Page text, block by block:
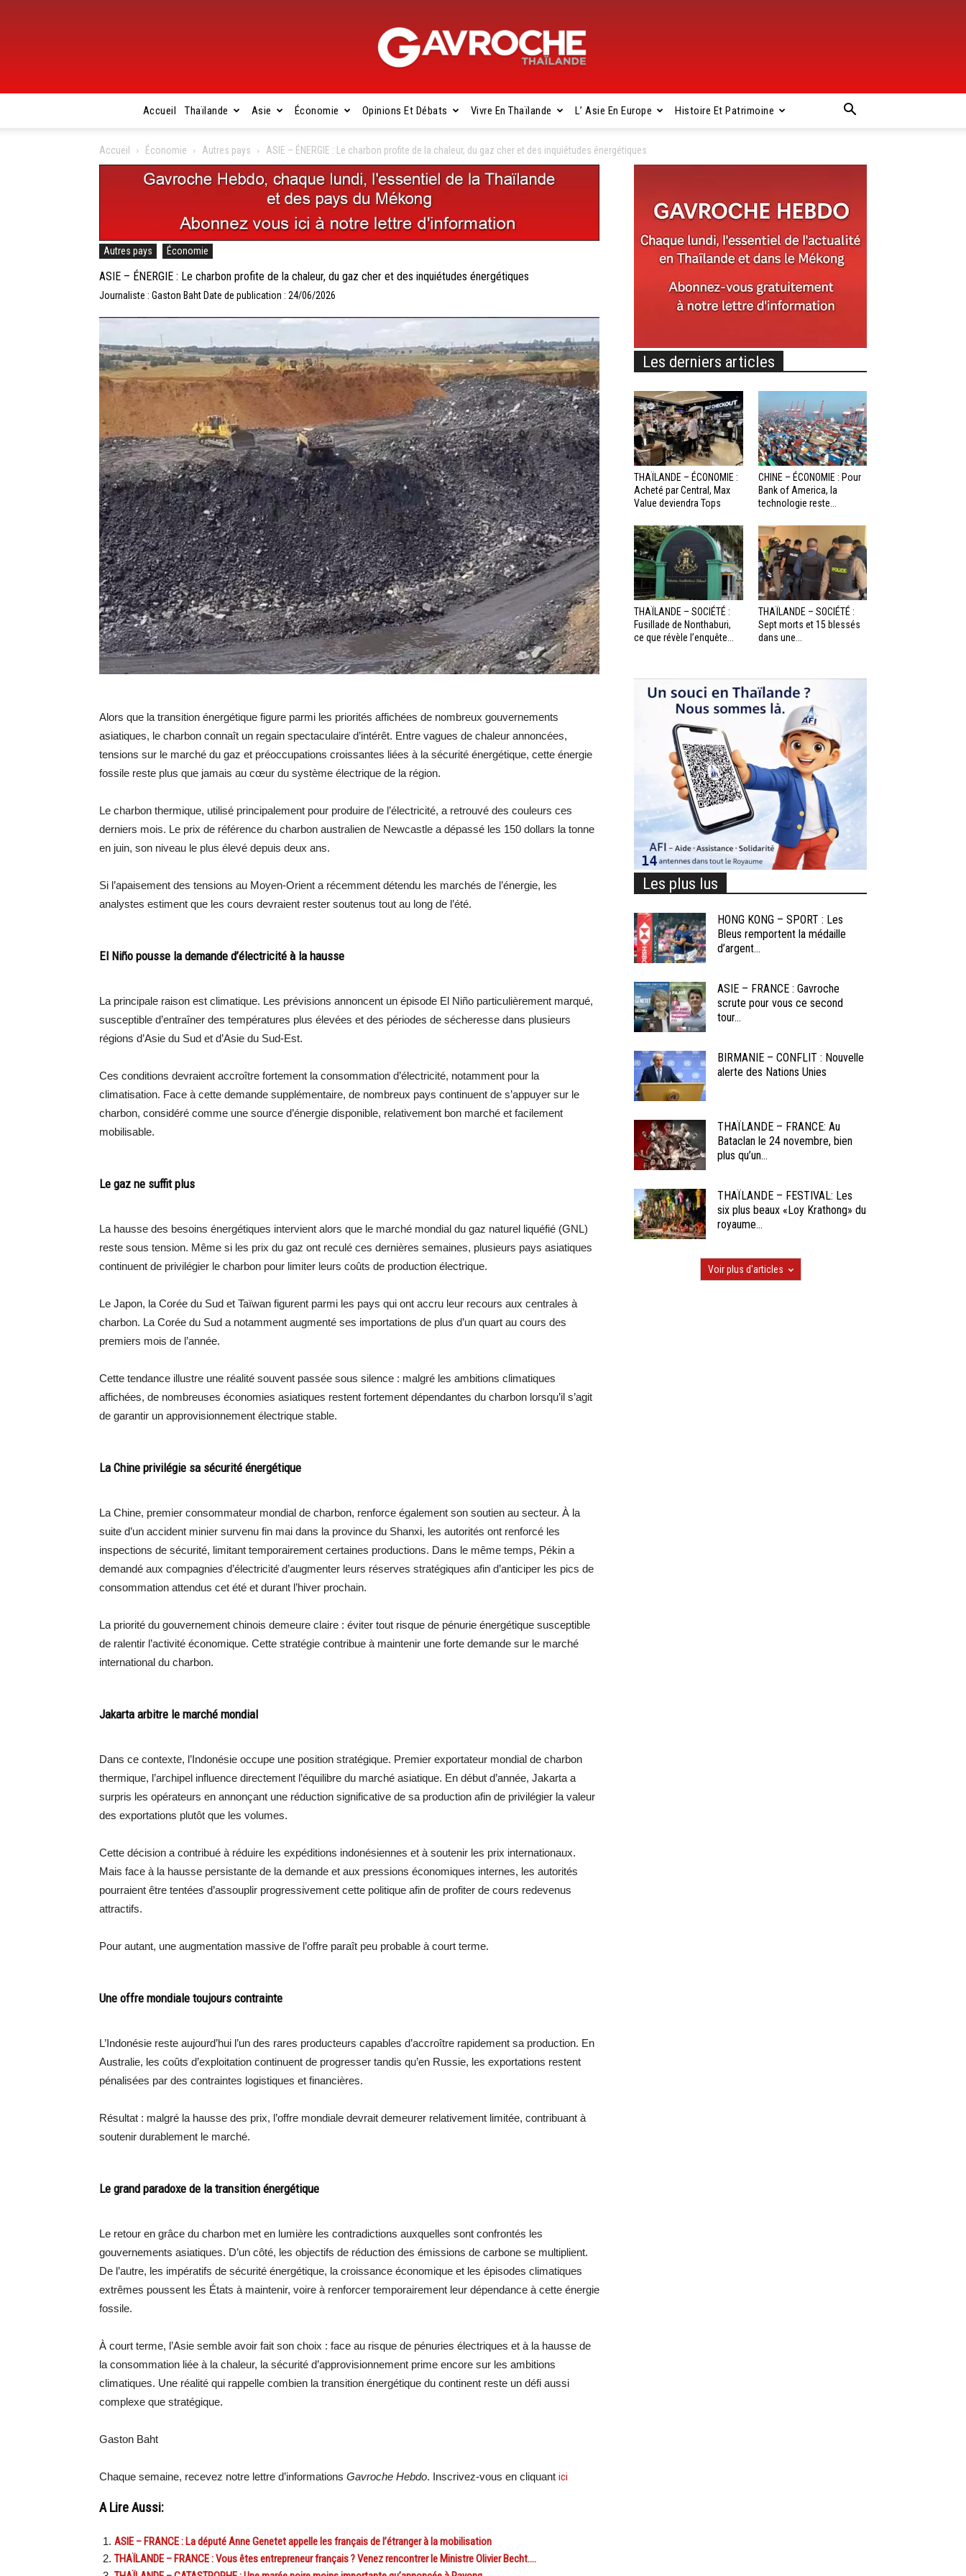
Gavroche
Accueil Thaïlande Asie Économie Opinions Et Débats Vivre En Thaïlande L’ Asie En Europe Histoire Et Patrimoine
Accueil Économie Autres pays ASIE – ÉNERGIE : Le charbon profite de la chaleur, du gaz cher et des inquiétudes énergétiques
Autres pays Économie
ASIE – ÉNERGIE : Le charbon profite de la chaleur, du gaz cher et des inquiétudes énergétiques
Journaliste : Gaston Baht Date de publication : 24/06/2026
Alors que la transition énergétique figure parmi les priorités affichées de nombreux gouvernements
asiatiques, le charbon connaît un regain spectaculaire d’intérêt. Entre vagues de chaleur annoncées,
tensions sur le marché du gaz et préoccupations croissantes liées à la sécurité énergétique, cette énergie
fossile reste plus que jamais au cœur du système électrique de la région.
Le charbon thermique, utilisé principalement pour produire de l’électricité, a retrouvé des couleurs ces
derniers mois. Le prix de référence du charbon australien de Newcastle a dépassé les 150 dollars la tonne
en juin, son niveau le plus élevé depuis deux ans.
Si l’apaisement des tensions au Moyen-Orient a récemment détendu les marchés de l’énergie, les
analystes estiment que les cours devraient rester soutenus tout au long de l’été.
El Niño pousse la demande d’électricité à la hausse
La principale raison est climatique. Les prévisions annoncent un épisode El Niño particulièrement marqué,
susceptible d’entraîner des températures plus élevées et des périodes de sécheresse dans plusieurs
régions d’Asie du Sud et d’Asie du Sud-Est.
Ces conditions devraient accroître fortement la consommation d’électricité, notamment pour la
climatisation. Face à cette demande supplémentaire, de nombreux pays continuent de s’appuyer sur le
charbon, considéré comme une source d’énergie disponible, relativement bon marché et facilement
mobilisable.
Le gaz ne suffit plus
La hausse des besoins énergétiques intervient alors que le marché mondial du gaz naturel liquéfié (GNL)
reste sous tension. Même si les prix du gaz ont reculé ces dernières semaines, plusieurs pays asiatiques
continuent de privilégier le charbon pour limiter leurs coûts de production électrique.
Le Japon, la Corée du Sud et Taïwan figurent parmi les pays qui ont accru leur recours aux centrales à
charbon. La Corée du Sud a notamment augmenté ses importations de plus d’un quart au cours des
premiers mois de l’année.
Cette tendance illustre une réalité souvent passée sous silence : malgré les ambitions climatiques
affichées, de nombreuses économies asiatiques restent fortement dépendantes du charbon lorsqu’il s’agit
de garantir un approvisionnement électrique stable.
La Chine privilégie sa sécurité énergétique
La Chine, premier consommateur mondial de charbon, renforce également son soutien au secteur. À la
suite d’un accident minier survenu fin mai dans la province du Shanxi, les autorités ont renforcé les
inspections de sécurité, limitant temporairement certaines productions. Dans le même temps, Pékin a
demandé aux compagnies d’électricité d’augmenter leurs réserves stratégiques afin d’anticiper les pics de
consommation attendus cet été et durant l’hiver prochain.
La priorité du gouvernement chinois demeure claire : éviter tout risque de pénurie énergétique susceptible
de ralentir l’activité économique. Cette stratégie contribue à maintenir une forte demande sur le marché
international du charbon.
Jakarta arbitre le marché mondial
Dans ce contexte, l’Indonésie occupe une position stratégique. Premier exportateur mondial de charbon
thermique, l’archipel influence directement l’équilibre du marché asiatique. En début d’année, Jakarta a
surpris les opérateurs en annonçant une réduction significative de sa production afin de privilégier la valeur
des exportations plutôt que les volumes.
Cette décision a contribué à réduire les expéditions indonésiennes et à soutenir les prix internationaux.
Mais face à la hausse persistante de la demande et aux pressions économiques internes, les autorités
pourraient être tentées d’assouplir progressivement cette politique afin de profiter de cours redevenus
attractifs.
Pour autant, une augmentation massive de l’offre paraît peu probable à court terme.
Une offre mondiale toujours contrainte
L’Indonésie reste aujourd’hui l’un des rares producteurs capables d’accroître rapidement sa production. En
Australie, les coûts d’exploitation continuent de progresser tandis qu’en Russie, les exportations restent
pénalisées par des contraintes logistiques et financières.
Résultat : malgré la hausse des prix, l’offre mondiale devrait demeurer relativement limitée, contribuant à
soutenir durablement le marché.
Le grand paradoxe de la transition énergétique
Le retour en grâce du charbon met en lumière les contradictions auxquelles sont confrontés les
gouvernements asiatiques. D’un côté, les objectifs de réduction des émissions de carbone se multiplient.
De l’autre, les impératifs de sécurité énergétique, la croissance économique et les épisodes climatiques
extrêmes poussent les États à maintenir, voire à renforcer temporairement leur dépendance à cette énergie
fossile.
À court terme, l’Asie semble avoir fait son choix : face au risque de pénuries électriques et à la hausse de
la consommation liée à la chaleur, la sécurité d’approvisionnement prime encore sur les ambitions
climatiques. Une réalité qui rappelle combien la transition énergétique du continent reste un défi aussi
complexe que stratégique.
Gaston Baht
Chaque semaine, recevez notre lettre d’informations Gavroche Hebdo. Inscrivez-vous en cliquant ici
A Lire Aussi:
ASIE – FRANCE : La député Anne Genetet appelle les français de l’étranger à la mobilisation
THAÏLANDE – FRANCE : Vous êtes entrepreneur français ? Venez rencontrer le Ministre Olivier Becht.…
Les derniers articles
THAÏLANDE – ÉCONOMIE :
Acheté par Central, Max
Value deviendra Tops
CHINE – ÉCONOMIE : Pour
Bank of America, la
technologie reste...
THAÏLANDE – SOCIÉTÉ :
Fusillade de Nonthaburi,
ce que révèle l’enquête...
THAÏLANDE – SOCIÉTÉ :
Sept morts et 15 blessés
dans une...
Les plus lus
HONG KONG – SPORT : Les
Bleus remportent la médaille
d’argent...
ASIE – FRANCE : Gavroche
scrute pour vous ce second
tour...
BIRMANIE – CONFLIT : Nouvelle
alerte des Nations Unies
THAÏLANDE – FRANCE: Au
Bataclan le 24 novembre, bien
plus qu’un...
THAÏLANDE – FESTIVAL: Les
six plus beaux «Loy Krathong» du
royaume...
Voir plus d'articles